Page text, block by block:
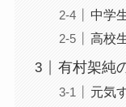
中学
高校
有村架純
元気